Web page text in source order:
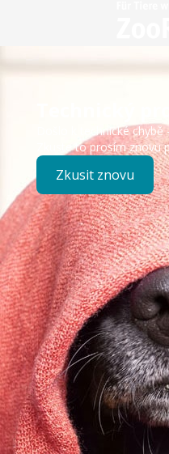
Došlo k technické chybě
Zkuste to prosím znovu
Zkusit znovu